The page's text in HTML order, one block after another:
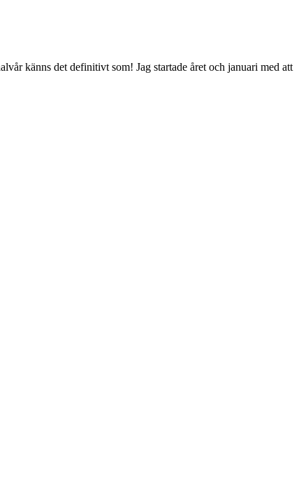
känns det definitivt som! Jag startade året och januari med att